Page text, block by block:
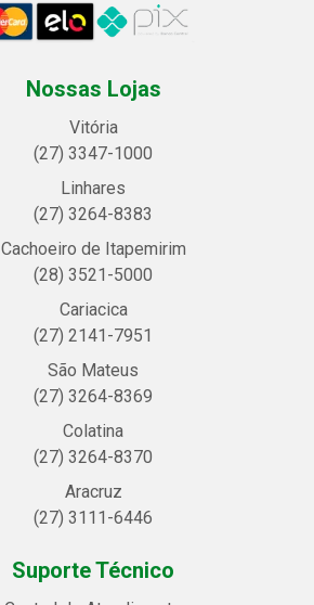
Nossas Lojas
Vitória
(27) 3347-1000
Linhares
(27) 3264-8383
Cachoeiro de Itapemirim
(28) 3521-5000
Cariacica
(27) 2141-7951
São Mateus
(27) 3264-8369
Colatina
(27) 3264-8370
Aracruz
(27) 3111-6446
Suporte Técnico